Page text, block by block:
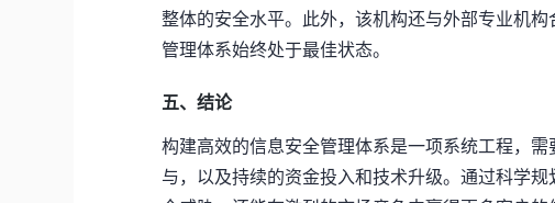
整体的安全水平。此外，该机构还与外部专业机
管理体系始终处于最佳状态。
五、结论
构建高效的信息安全管理体系是一项系统工程，
与，以及持续的资金投入和技术升级。通过科学